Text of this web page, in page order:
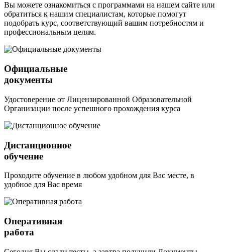
Вы можете ознакомиться с программами на нашем сайте или
обратиться к нашим специалистам, которые помогут
подобрать курс, соответствующий вашим потребностям и
профессиональным целям.
Официальные
документы
Удостоверение от Лицензированной Образовательной
Организации после успешного прохождения курса
Дистанционное
обучение
Проходите обучение в любом удобном для Вас месте, в
удобное для Вас время
Оперативная
работа